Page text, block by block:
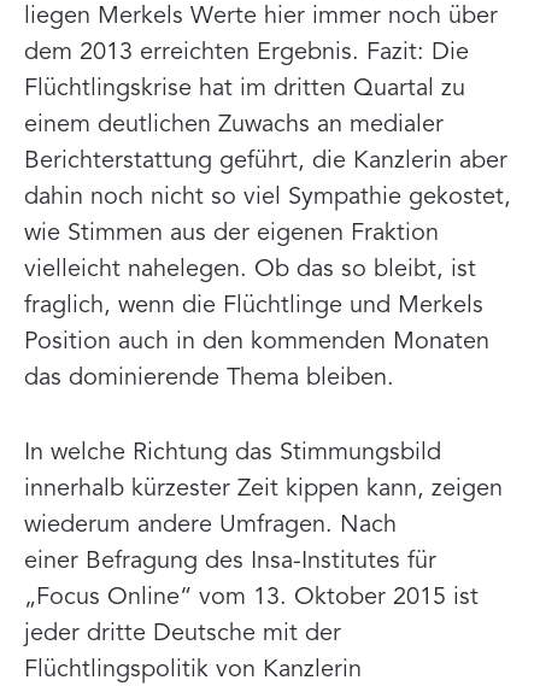
liegen Merkels Werte hier immer noch über
dem 2013 erreichten Ergebnis. Fazit: Die
Flüchtlingskrise hat im dritten Quartal zu
einem deutlichen Zuwachs an medialer
Berichterstattung geführt, die Kanzlerin aber
dahin noch nicht so viel Sympathie gekostet,
wie Stimmen aus der eigenen Fraktion
vielleicht nahelegen. Ob das so bleibt, ist
fraglich, wenn die Flüchtlinge und Merkels
Position auch in den kommenden Monaten
das dominierende Thema bleiben.
In welche Richtung das Stimmungsbild
innerhalb kürzester Zeit kippen kann, zeigen
wiederum andere Umfragen. Nach
einer Befragung des Insa-Institutes für
„Focus Online“ vom 13. Oktober 2015 ist
jeder dritte Deutsche mit der
Flüchtlingspolitik von Kanzlerin